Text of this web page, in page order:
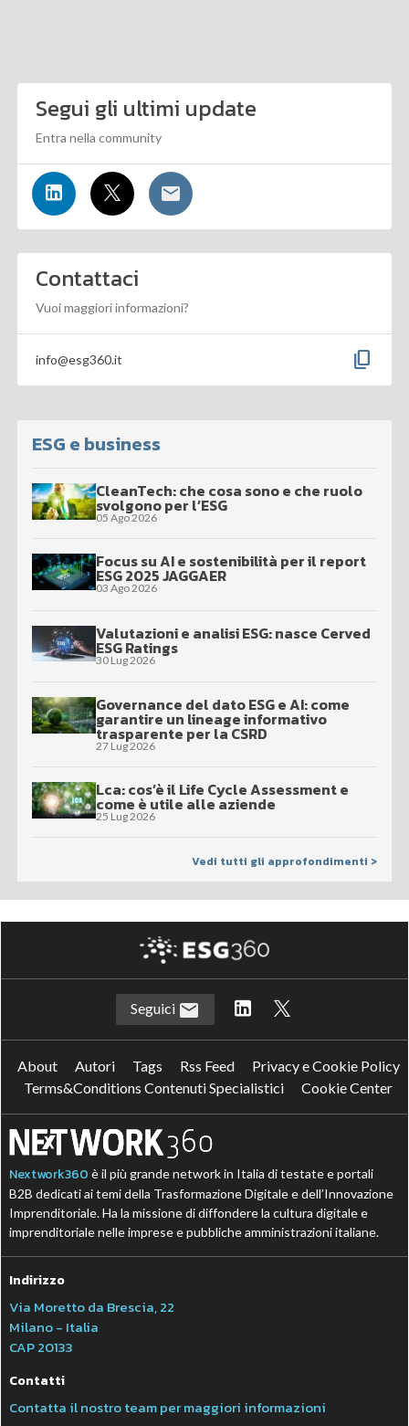
Segui gli ultimi update
Entra nella community
Contattaci
Vuoi maggiori informazioni?
info@esg360.it content_copy
ESG e business
CleanTech: che cosa sono e che ruolo
svolgono per l’ESG
05 Ago 2026
Focus su AI e sostenibilità per il report
ESG 2025 JAGGAER
03 Ago 2026
Valutazioni e analisi ESG: nasce Cerved
ESG Ratings
30 Lug 2026
Governance del dato ESG e AI: come
garantire un lineage informativo
trasparente per la CSRD
27 Lug 2026
Lca: cos’è il Life Cycle Assessment e
come è utile alle aziende
25 Lug 2026
Vedi tutti gli approfondimenti >
Seguici
About Autori Tags Rss Feed
Privacy e Cookie Policy
Terms&Conditions Contenuti Specialistici
Cookie Center
Nextwork360 è il più grande network in Italia di testate e portali
B2B dedicati ai temi della Trasformazione Digitale e dell’Innovazione
Imprenditoriale. Ha la missione di diffondere la cultura digitale e
imprenditoriale nelle imprese e pubbliche amministrazioni italiane.
Indirizzo
Via Moretto da Brescia, 22
Milano - Italia
CAP 20133
Contatti
Contatta il nostro team per maggiori informazioni